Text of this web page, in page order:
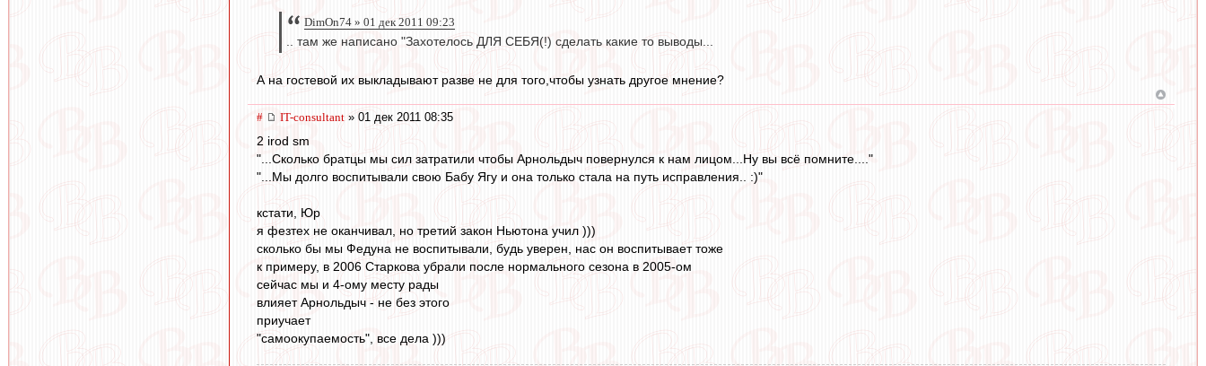
DimOn74 » 01 дек 2011 09:23
.. там же написано "Захотелось ДЛЯ СЕБЯ(!) сделать какие то выводы...
А на гостевой их выкладывают разве не для того,чтобы узнать другое мнение?
# IT-consultant » 01 дек 2011 08:35
2 irod sm
"...Сколько братцы мы сил затратили чтобы Арнольдыч повернулся к нам лицом...Ну вы всё помните...."
"...Мы долго воспитывали свою Бабу Ягу и она только стала на путь исправления.. :)"
кстати, Юр
я фезтех не оканчивал, но третий закон Ньютона учил )))
сколько бы мы Федуна не воспитывали, будь уверен, нас он воспитывает тоже
к примеру, в 2006 Старкова убрали после нормального сезона в 2005-ом
сейчас мы и 4-ому месту рады
влияет Арнольдыч - не без этого
приучает
"самоокупаемость", все дела )))